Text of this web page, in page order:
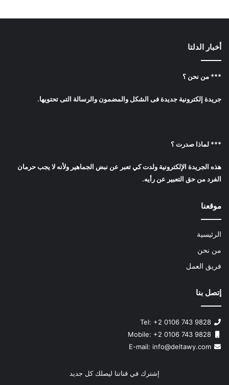
أخبار الدلتا
*** من نحن ؟
جريدة إلكترونية جديدة فى الشكل والمضمون والرسالة التى تحتويها.
*** لماذا صدرت ؟
هذه الجريدة الإلكترونية ولدت كي تعبر عن نبض الجماهير ولأنه لا يجب حرمان
الفرد من حق التعبير عن رأيه.
موقعنا
الرئيسية
من نحن
فريق العمل
إتصل بنا
info@deltawy.com
إشترك في قناتنا ليصلك كل جديد